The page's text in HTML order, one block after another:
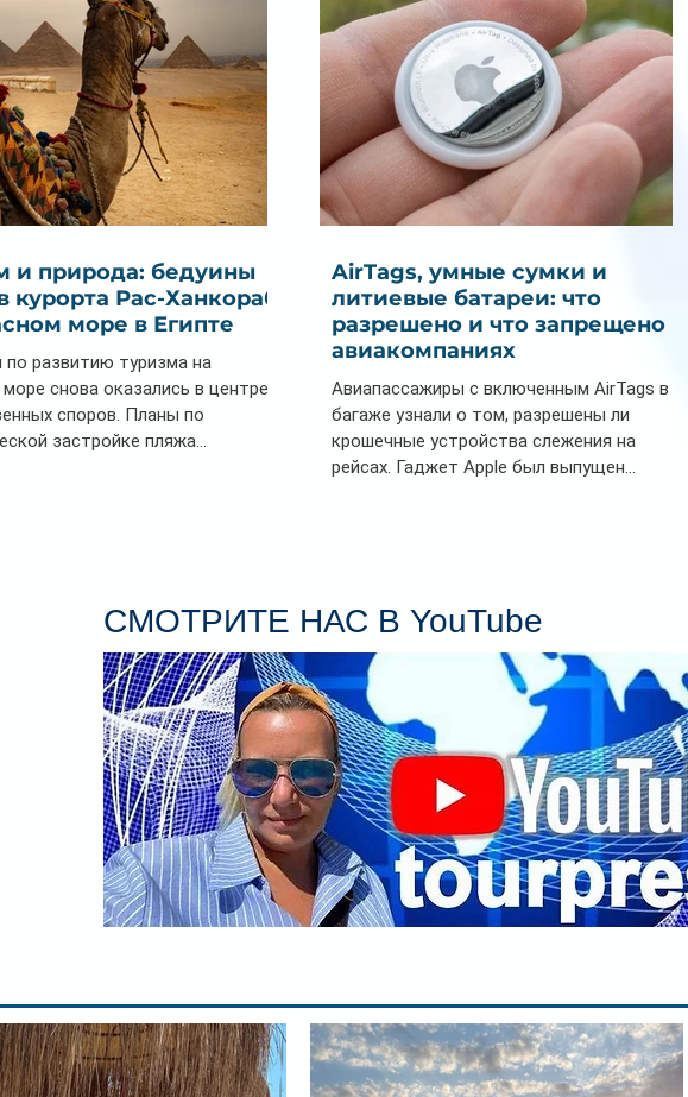
и природа: бедуины
курорта Рас-Ханкораб
море в Египте
развитию туризма на
снова оказались в центре
споров. Планы по
застройке пляжа...
AirTags, умные сумки и
литиевые батареи: что
разрешено и что запрещено в
авиакомпаниях
Авиапассажиры с включенным AirTags в
багаже узнали о том, разрешены ли
крошечные устройства слежения на
рейсах. Гаджет Apple был выпущен...
СМОТРИТЕ НАС В YouTube